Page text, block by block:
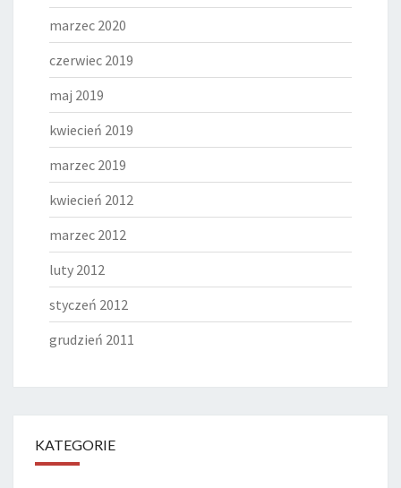
marzec 2020
czerwiec 2019
maj 2019
kwiecień 2019
marzec 2019
kwiecień 2012
marzec 2012
luty 2012
styczeń 2012
grudzień 2011
KATEGORIE